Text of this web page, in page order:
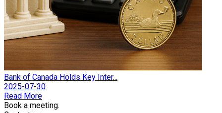
Bank of Canada Holds Key Inter...
2025-07-30
Read More
Book a meeting.